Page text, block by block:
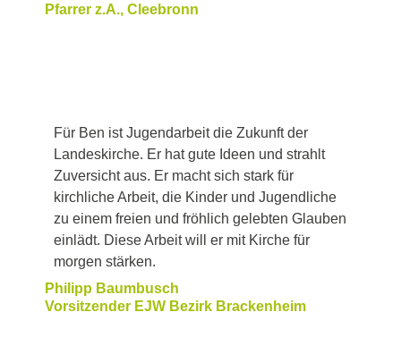
Pfarrer z.A., Cleebronn
Für Ben ist Jugendarbeit die Zukunft der
Landeskirche. Er hat gute Ideen und strahlt
Zuversicht aus. Er macht sich stark für
kirchliche Arbeit, die Kinder und Jugendliche
zu einem freien und fröhlich gelebten Glauben
einlädt. Diese Arbeit will er mit Kirche für
morgen stärken.
Philipp Baumbusch
Vorsitzender EJW Bezirk Brackenheim